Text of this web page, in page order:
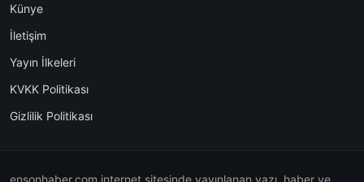
Künye
İletişim
Yayın İlkeleri
KVKK Politikası
Gizlilik Politikası
ensonhaber.com internet sitesinde yayınlanan yazı, haber ve